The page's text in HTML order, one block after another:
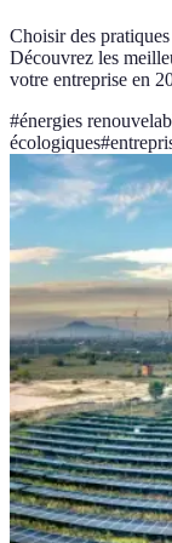
Choisir des
Découvrez les
votre entreprise en
#énergies
écologiques#